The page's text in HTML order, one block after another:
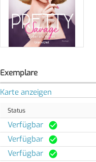
Exemplare
Karte anzeigen
Status
Verfügbar
Verfügbar
Verfügbar